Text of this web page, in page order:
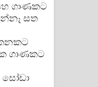
ගාණකට
සත
ගාණකට